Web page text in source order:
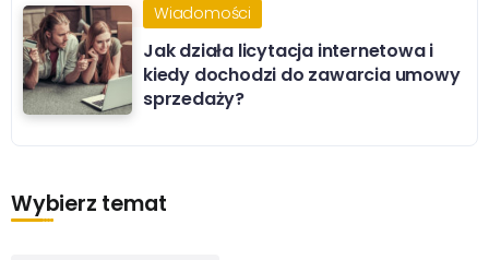
Wiadomości
Jak działa licytacja internetowa i
kiedy dochodzi do zawarcia umowy
sprzedaży?
Wybierz temat